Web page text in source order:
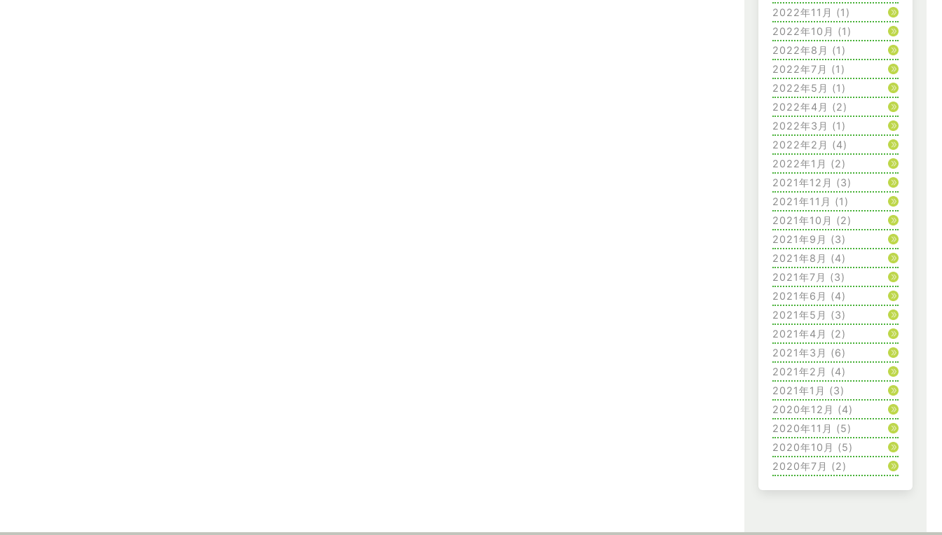
2022年11月 (1)
2022年10月 (1)
2022年8月 (1)
2022年7月 (1)
2022年5月 (1)
2022年4月 (2)
2022年3月 (1)
2022年2月 (4)
2022年1月 (2)
2021年12月 (3)
2021年11月 (1)
2021年10月 (2)
2021年9月 (3)
2021年8月 (4)
2021年7月 (3)
2021年6月 (4)
2021年5月 (3)
2021年4月 (2)
2021年3月 (6)
2021年2月 (4)
2021年1月 (3)
2020年12月 (4)
2020年11月 (5)
2020年10月 (5)
2020年7月 (2)